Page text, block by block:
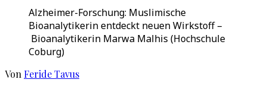
Alzheimer-Forschung: Muslimische
Bioanalytikerin entdeckt neuen Wirkstoff –
Bioanalytikerin Marwa Malhis (Hochschule
Coburg)
Von Feride Tavus